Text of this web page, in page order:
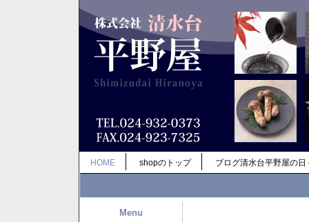
HOME shopのトップ ブログ清水台平野屋の日
Menu